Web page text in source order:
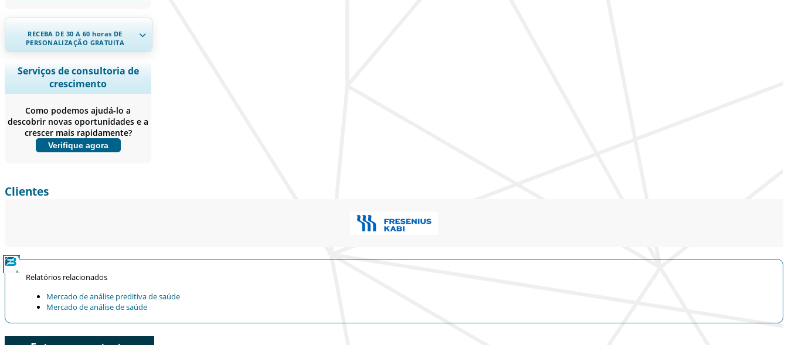
RECEBA DE 30 A 60horas DE
PERSONALIZAÇÃO GRATUITA
Ampliar a cobertura regional e por
país, Análise de segmentos, Perfis de
empresas, Benchmarking
usuário final.
Personalizar agora
Serviços de consultoria de
crescimento
Como podemos ajudá-lo a
descobrir novas oportunidades e a
crescer mais rapidamente?
Verifique agora
Clientes
Relatórios relacionados
Mercado de análise preditiva de saúde
Mercado de análise de saúde